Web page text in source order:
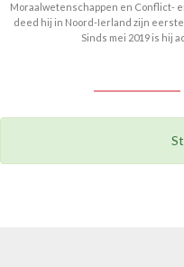
Moraalwetenschappen en Conflict-
deed hij in Noord-Ierland zijn
Sinds mei 2019 is hij